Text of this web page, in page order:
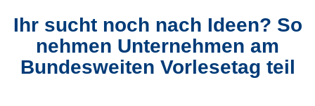
Ihr sucht noch nach Ideen? So
nehmen Unternehmen am
Bundesweiten Vorlesetag teil